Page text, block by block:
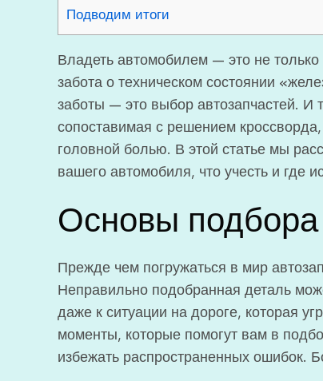
Подводим итоги
Владеть автомобилем — это не
забота о техническом состоянии
заботы — это выбор автозапчастей. И
сопоставимая с решением
головной болью. В этой статье мы
вашего автомобиля, что учесть и где
Основы подбора
Прежде чем погружаться в мир
Неправильно подобранная деталь
даже к ситуации на дороге, которая
моменты, которые помогут вам в
избежать распространенных ошибок.